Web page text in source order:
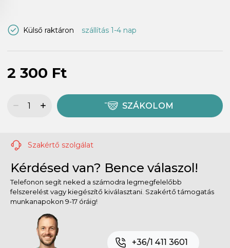
Külső raktáron szállítás 1-4 nap
2 300 Ft
SZÁKOLOM
Szakértő szolgálat
Kérdésed van? Bence válaszol!
Telefonon segít neked a számodra legmegfelelőbb
felszerelést vagy kiegészítő kiválasztani. Szakértő támogatás
munkanapokon 9-17 óráig!
+36/1 411 3601